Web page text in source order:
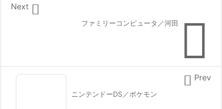

ファミリーコンピュータ／河田

Next
ニンテンドーDS／ポケモン
 Prev